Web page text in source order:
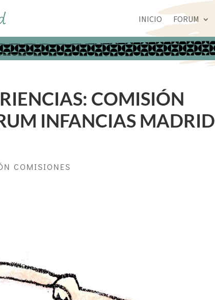
INICIO FORUM
COMISIÓN
INFANCIAS MADRID
COMISIONES